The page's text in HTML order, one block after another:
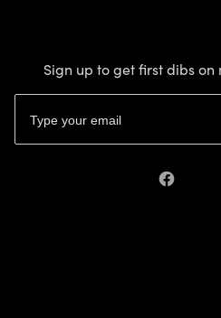
Sign up to get first dibs
Facebook